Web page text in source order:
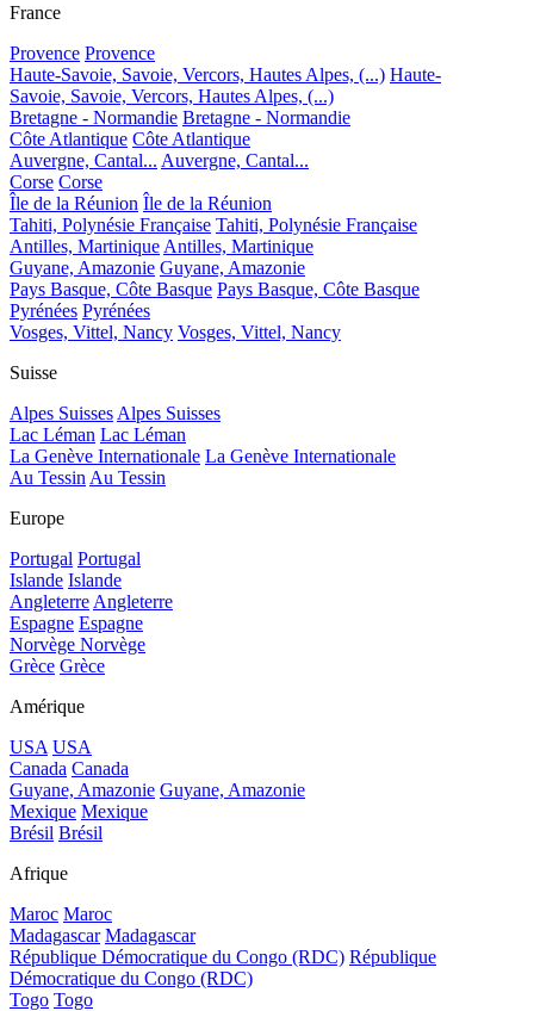
France
Provence Provence
Haute-Savoie, Savoie, Vercors, Hautes Alpes, (...) Haute-
Savoie, Savoie, Vercors, Hautes Alpes, (...)
Bretagne - Normandie Bretagne - Normandie
Côte Atlantique Côte Atlantique
Auvergne, Cantal... Auvergne, Cantal...
Corse Corse
Île de la Réunion Île de la Réunion
Tahiti, Polynésie Française Tahiti, Polynésie Française
Antilles, Martinique Antilles, Martinique
Guyane, Amazonie Guyane, Amazonie
Pays Basque, Côte Basque Pays Basque, Côte Basque
Pyrénées Pyrénées
Vosges, Vittel, Nancy Vosges, Vittel, Nancy
Suisse
Alpes Suisses Alpes Suisses
Lac Léman Lac Léman
La Genève Internationale La Genève Internationale
Au Tessin Au Tessin
Europe
Portugal Portugal
Islande Islande
Angleterre Angleterre
Espagne Espagne
Norvège Norvège
Grèce Grèce
Amérique
USA USA
Canada Canada
Guyane, Amazonie Guyane, Amazonie
Mexique Mexique
Brésil Brésil
Afrique
Maroc Maroc
Madagascar Madagascar
République Démocratique du Congo (RDC) République
Démocratique du Congo (RDC)
Togo Togo